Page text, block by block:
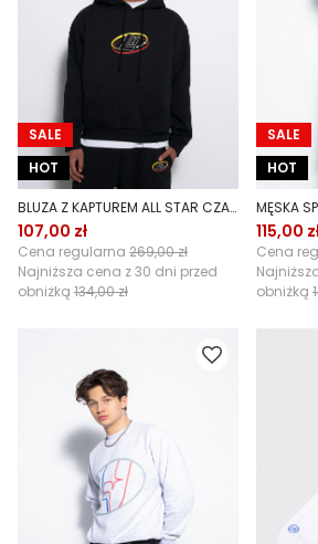
SALE
HOT
BLUZA Z KAPTUREM ALL STAR CZARNA
107,00 zł
Cena regularna 269,00 zł
Najniższa cena z 30 dni przed
obniżką 134,00 zł
SALE
HOT
115,00
Cena
obniżką